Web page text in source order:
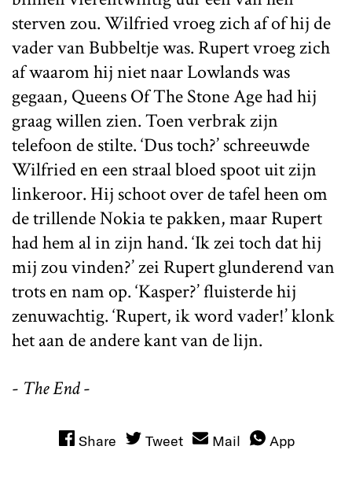
sterven zou. Wilfried vroeg zich af of hij de
vader van Bubbeltje was. Rupert vroeg zich
af waarom hij niet naar Lowlands was
gegaan, Queens Of The Stone Age had hij
graag willen zien. Toen verbrak zijn
telefoon de stilte. ‘Dus toch?’ schreeuwde
Wilfried en een straal bloed spoot uit zijn
linkeroor. Hij schoot over de tafel heen om
de trillende Nokia te pakken, maar Rupert
had hem al in zijn hand. ‘Ik zei toch dat hij
mij zou vinden?’ zei Rupert glunderend van
trots en nam op. ‘Kasper?’ fluisterde hij
zenuwachtig. ‘Rupert, ik word vader!’ klonk
het aan de andere kant van de lijn.
- The End-
Share Tweet Mail App